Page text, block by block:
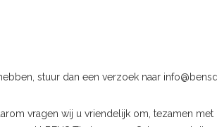
stuur dan een verzoek naar
vragen wij u vriendelijk om, tezamen